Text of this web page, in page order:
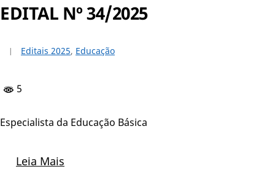
EDITAL Nº 34/2025
Editais 2025, Educação
5
Especialista da Educação Básica
Leia Mais